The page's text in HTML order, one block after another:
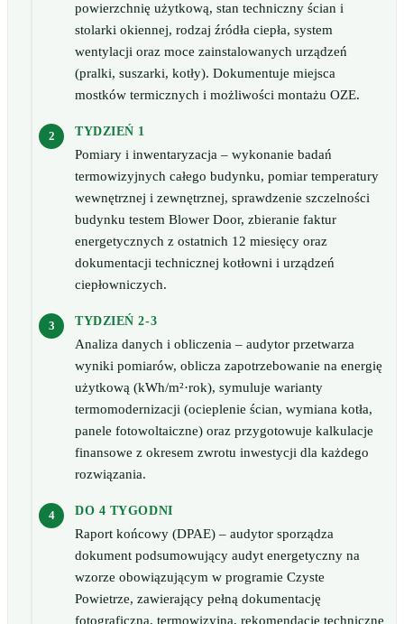
powierzchnię użytkową, stan techniczny ścian i
stolarki okiennej, rodzaj źródła ciepła, system
wentylacji oraz moce zainstalowanych urządzeń
(pralki, suszarki, kotły). Dokumentuje miejsca
mostków termicznych i możliwości montażu OZE.
TYDZIEŃ 1
Pomiary i inwentaryzacja – wykonanie badań
termowizyjnych całego budynku, pomiar temperatury
wewnętrznej i zewnętrznej, sprawdzenie szczelności
budynku testem Blower Door, zbieranie faktur
energetycznych z ostatnich 12 miesięcy oraz
dokumentacji technicznej kotłowni i urządzeń
ciepłowniczych.
TYDZIEŃ 2-3
Analiza danych i obliczenia – audytor przetwarza
wyniki pomiarów, oblicza zapotrzebowanie na energię
użytkową (kWh/m²·rok), symuluje warianty
termomodernizacji (ocieplenie ścian, wymiana kotła,
panele fotowoltaiczne) oraz przygotowuje kalkulacje
finansowe z okresem zwrotu inwestycji dla każdego
rozwiązania.
DO 4 TYGODNI
Raport końcowy (DPAE) – audytor sporządza
dokument podsumowujący audyt energetyczny na
wzorze obowiązującym w programie Czyste
Powietrze, zawierający pełną dokumentację
fotograficzną, termowizyjną, rekomendacje techniczne